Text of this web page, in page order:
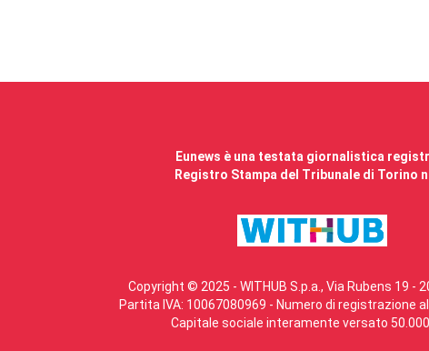
Eunews è una testata giornalistica
Registro Stampa del Tribunale di Torino
Copyright © 2025 - WITHUB S.p.a., Via Rubens 19 -
Partita IVA: 10067080969 - Numero di registrazione al
Capitale sociale interamente versato